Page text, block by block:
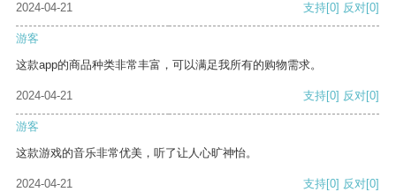
2024-04-21 支持[0] 反对[0]
游客
这款app的商品种类非常丰富，可以满足我所有的购物需求。
2024-04-21 支持[0] 反对[0]
游客
这款游戏的音乐非常优美，听了让人心旷神怡。
2024-04-21 支持[0] 反对[0]